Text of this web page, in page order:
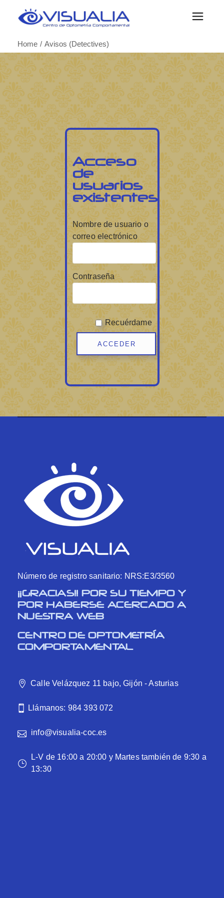
Home Avisos (Detectives)
Acceso
de
usuarios
existentes
Nombre de usuario o
correo electrónico
Contraseña
Recuérdame
Número de registro sanitario: NRS:E3/3560
¡¡GRACIAS!! POR SU TIEMPO Y
POR HABERSE ACERCADO A
NUESTRA WEB
CENTRO DE OPTOMETRÍA
COMPORTAMENTAL
Calle Velázquez 11 bajo, Gijón - Asturias
Llámanos: 984 393 072
info@visualia-coc.es
L-V de 16:00 a 20:00 y Martes también de 9:30 a
13:30